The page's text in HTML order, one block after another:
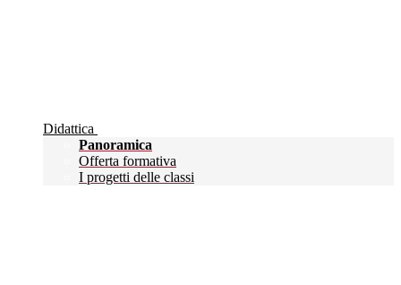
Didattica
Panoramica
Offerta formativa
I progetti delle classi